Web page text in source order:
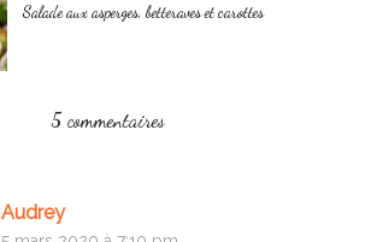
Salade aux asperges, betteraves et carottes
5 commentaires
Audrey